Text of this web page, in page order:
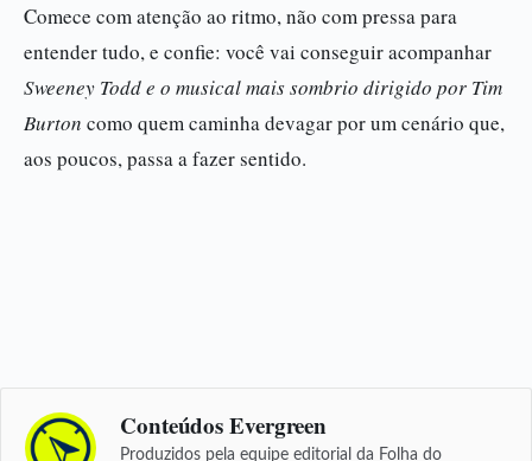
Comece com atenção ao ritmo, não com pressa para
entender tudo, e confie: você vai conseguir acompanhar
Sweeney Todd e o musical mais sombrio dirigido por Tim
Burton como quem caminha devagar por um cenário que,
aos poucos, passa a fazer sentido.
Conteúdos Evergreen
Produzidos pela equipe editorial da Folha do